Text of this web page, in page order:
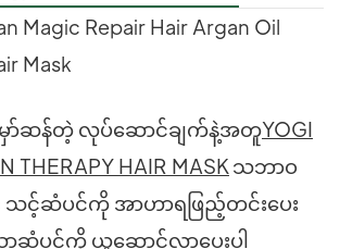
Magic Repair Hair Argan Oil
Mask
ော်ဆန်တဲ့ လုပ်ဆောင်ချက်နဲ့အတူYOGI
THERAPY HAIR MASK သဘာဝ
ြင့် သင့်ဆံပင်ကို အာဟာရဖြည့်တင်းပေး
ောဆံပင်ကို ယူဆောင်လာပေးပါ